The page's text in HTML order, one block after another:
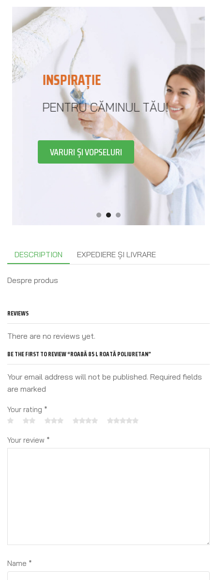
INSPIRAȚIE
PENTRU CĂMINUL TĂU!
VARURI ȘI VOPSELURI
DESCRIPTION EXPEDIERE ȘI LIVRARE
Despre produs
REVIEWS
There are no reviews yet.
BE THE FIRST TO REVIEW “ROABĂ 85 L ROATĂ POLIURETAN”
Your email address will not be published. Required fields
are marked
Your rating *
Your review *
Name *